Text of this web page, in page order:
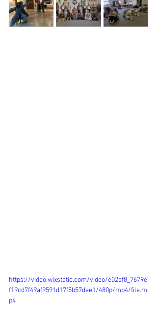
https://video.wixstatic.com/video/e02af8_7679e
f19cd7f49af9591d17f5b57dee1/480p/mp4/file.m
p4